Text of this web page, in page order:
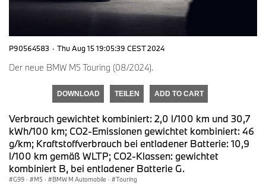
P90564583 · Thu Aug 15 19:05:39 CEST 2024
Der neue BMW M5 Touring (08/2024).
DOWNLOAD TEILEN ADD TO CART
Verbrauch gewichtet kombiniert: 2,0 l/100 km und 30,7
kWh/100 km; CO2-Emissionen gewichtet kombiniert: 46
g/km; Kraftstoffverbrauch bei entladener Batterie: 10,9
l/100 km gemäß WLTP; CO2-Klassen: gewichtet
kombiniert B, bei entladener Batterie G.
G99 · M5 · BMW M Automobile · Touring